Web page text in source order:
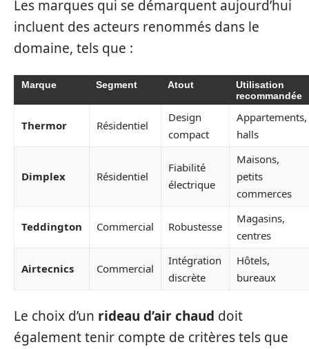
Les marques qui se démarquent aujourd’hui
incluent des acteurs renommés dans le
domaine, tels que :
Marque Segment Atout
Utilisation
recommandée
Thermor Résidentiel
Design
compact
Appartements,
halls
Dimplex Résidentiel
Fiabilité
électrique
Maisons,
petits
commerces
Teddington Commercial Robustesse
Magasins,
centres
Airtecnics Commercial
Intégration
discrète
Hôtels,
bureaux
Le choix d’un rideau d’air chaud doit
également tenir compte de critères tels que